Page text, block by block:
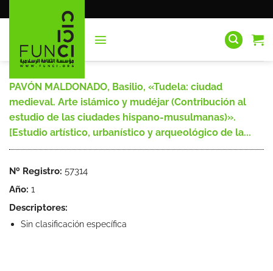
al
PAVÓN MALDONADO, Basilio, «Tudela: ciudad
medieval. Arte islámico y mudéjar (Contribución al
estudio de las ciudades hispano-musulmanas)».
[Estudio artístico, urbanístico y arqueológico de la...
Nº Registro: 57314
Año: 1
Descriptores:
Sin clasificación específica